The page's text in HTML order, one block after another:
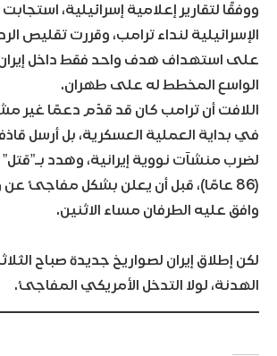
ووفقًا لتقارير إعلامية إسرائيلية،
الإسرائيلية لنداء ترامب، وقررت تقليص
على استهداف هدف واحد فقط داخل
الواسع المخطط له على طهران.
اللافت أن ترامب كان قد قدّم دعمًا غير
في بداية العملية العسكرية، بل أرسل
لضرب منشآت نووية إيرانية، وهدد
(86 عامًا)، قبل أن يعلن بشكل مفاجئ عن
وافق عليه الطرفان مساء الاثنين.
لكن إطلاق إيران لصواريخ جديدة صباح
الهدنة، لولا التدخل الأمريكي المفاجئ.